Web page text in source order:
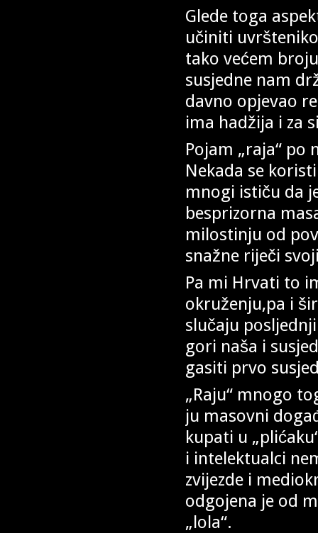
Glede toga
učiniti
tako većem
susjedne nam
davno opjevao
ima hadžija i za
Pojam „raja“
Nekada se
mnogi ističu da
besprizorna
milostinju od
snažne riječi
Pa mi Hrvati to
okruženju,pa i
slučaju
gori naša i
gasiti prvo
„Raju“ mnogo
ju masovni
kupati u
i intelektualci
zvijezde i
odgojena je od
„lola“.